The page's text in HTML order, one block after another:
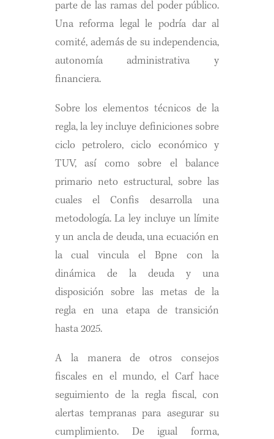
parte de las ramas del poder público.
Una reforma legal le podría dar al
comité, además de su independencia,
autonomía administrativa y
financiera.
Sobre los elementos técnicos de la
regla, la ley incluye definiciones sobre
ciclo petrolero, ciclo económico y
TUV, así como sobre el balance
primario neto estructural, sobre las
cuales el Confis desarrolla una
metodología. La ley incluye un límite
y un ancla de deuda, una ecuación en
la cual vincula el Bpne con la
dinámica de la deuda y una
disposición sobre las metas de la
regla en una etapa de transición
hasta 2025.
A la manera de otros consejos
fiscales en el mundo, el Carf hace
seguimiento de la regla fiscal, con
alertas tempranas para asegurar su
cumplimiento. De igual forma,